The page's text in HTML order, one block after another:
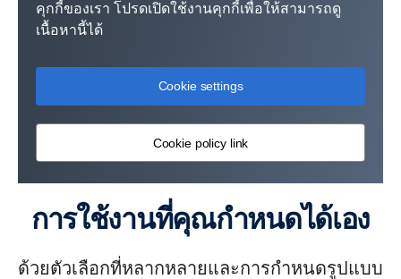
คุกกี้ของเรา โปรดเปิดใช้งานคุกกี้เพื่อให้สามารถดู
เนื้อหานี้ได้
Cookie settings
Cookie policy link
การใช้งานที่คุณกำหนดได้เอง
ด้วยตัวเลือกที่หลากหลายและการกำหนดรูปแบบ